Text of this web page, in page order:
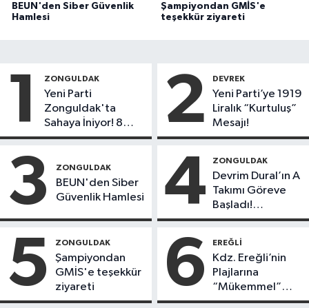
BEUN'den Siber Güvenlik
Hamlesi
Şampiyondan GMİS'e
teşekkür ziyareti
1 ZONGULDAK
Yeni Parti
Zonguldak'ta
Sahaya İniyor! 8
İlçede Kurucu
Başladı
2 DEVREK
Yeni Parti’ye 1919
Liralık “Kurtuluş”
Mesajı!
3 ZONGULDAK
BEUN'den Siber
Güvenlik Hamlesi
4 ZONGULDAK
Devrim Dural’ın A
Takımı Göreve
Başladı!
Yönetimde
5 ZONGULDAK
Şampiyondan
GMİS'e teşekkür
ziyareti
6 EREĞLI
Kdz. Ereğli’nin
Plajlarına
“Mükemmel”
Notu!